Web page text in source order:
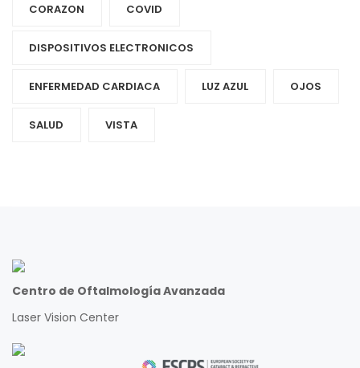
CORAZON COVID
DISPOSITIVOS ELECTRONICOS
ENFERMEDAD CARDIACA LUZ AZUL OJOS
SALUD VISTA
Centro de Oftalmología Avanzada
Laser Vision Center